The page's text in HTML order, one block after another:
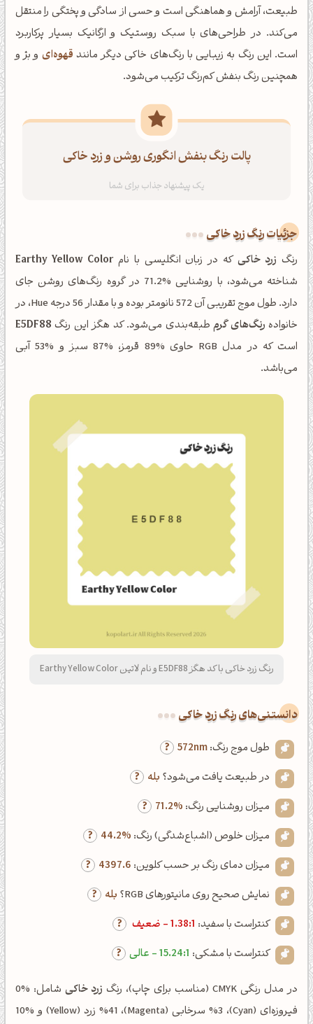
طبیعت، آرامش و هماهنگی است و حسی از سادگی و پختگی را منتقل
می‌کند. در طراحی‌های با سبک روستیک و ارگانیک بسیار پرکاربرد
است. این رنگ به زیبایی با رنگ‌های خاکی دیگر مانند قهوه‌ای و بژ و
همچنین رنگ بنفش کم‌رنگ ترکیب می‌شود.
پالت رنگ بنفش انگوری روشن و زرد خاکی
جزئیات رنگ زرد خاکی
رنگ زرد خاکیکه در زبان انگلیسی با نامEarthy Yellow Color
شناخته می‌شود، با روشنایی %71.2 در گروه رنگ‌های روشن جای
دارد. طول موج تقریبی آن 572 نانومتر بوده و با مقدار 56 درجه Hue، در
خانواده رنگ‌های گرمطبقه‌بندی می‌شود. کد هگز این رنگ E5DF88
است که در مدل RGB حاوی %89 قرمز، %87 سبز و %53 آبی
می‌باشد.
رنگ زرد خاکی با کد هگز E5DF88 و نام لاتین Earthy Yellow Color
دانستنی‌های رنگ زرد خاکی
طول موج رنگ:572nm
در طبیعت یافت می‌شود؟ بله
میزان روشنایی رنگ: 71.2%
میزان خلوص (اشباع‌شدگی) رنگ: 44.2%
میزان دمای رنگ بر حسب کلوین: 4397.6
نمایش صحیح روی مانیتورهای RGB؟
بله
کنتراست با سفید: 1.38:1 - ضعیف
کنتراست با مشکی: 15.24:1 - عالی
در مدل رنگی CMYK (مناسب برای چاپ)، رنگ زرد خاکی
شامل: %0
فیروزه‌ای (Cyan)، %3 سرخابی (Magenta)، %41 زرد (Yellow) و %10